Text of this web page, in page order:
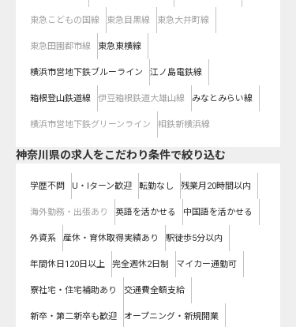
東急こどもの国線 東急目黒線 東急大井町線
東急田園都市線 東急東横線
横浜市営地下鉄ブルーライン 江ノ島電鉄線
箱根登山鉄道線 伊豆箱根鉄道大雄山線 みなとみらい線
横浜市営地下鉄グリーンライン 相鉄新横浜線
神奈川県の求人をこだわり条件で絞り込む
学歴不問 U・Iターン歓迎 転勤なし 残業月20時間以内
海外勤務・出張あり 英語を活かせる 中国語を活かせる
外資系 産休・育休取得実績あり 駅徒歩5分以内
年間休日120日以上 完全週休2日制 マイカー通勤可
寮社宅・住宅補助あり 交通費全額支給
新卒・第二新卒も歓迎 オープニング・新規開業